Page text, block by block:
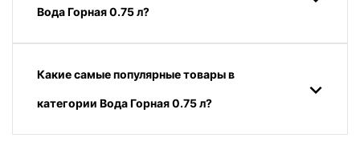
Вода Горная 0.75 л?
Какие самые популярные товары в
категории Вода Горная 0.75 л?